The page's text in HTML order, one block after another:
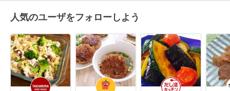
人気のユーザをフォローしよう